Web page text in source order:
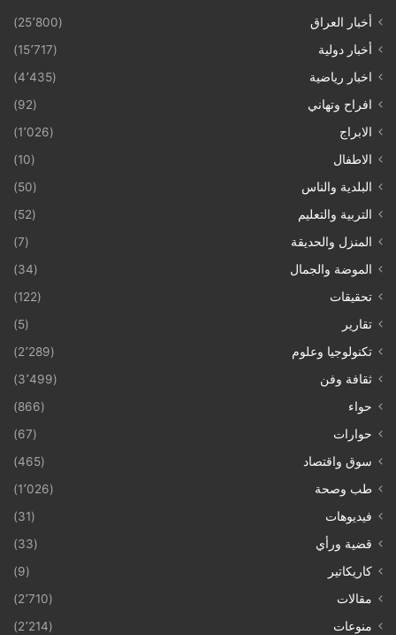
أخبار العراق
(25٬800)
أخبار دولية
(15٬717)
اخبار رياضية
(4٬435)
افراح وتهاني
(92)
الابراج
(1٬026)
الاطفال
(10)
البلدية والناس
(50)
التربية والتعليم
(52)
المنزل والحديقة
(7)
الموضة والجمال
(34)
تحقيقات
(122)
تقارير
(5)
تكنولوجيا وعلوم
(2٬289)
ثقافة وفن
(3٬499)
حواء
(866)
حوارات
(67)
سوق واقتصاد
(465)
طب وصحة
(1٬026)
فيديوهات
(31)
قضية ورأي
(33)
كاريكاتير
(9)
مقالات
(2٬710)
منوعات
(2٬214)